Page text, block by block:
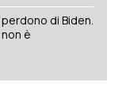
di Biden.
è